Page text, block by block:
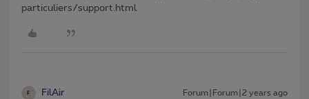
particuliers/support.html
F FilAir Forum|Forum|2 years ago